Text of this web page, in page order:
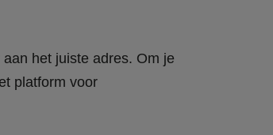
het juiste adres. Om je
platform voor